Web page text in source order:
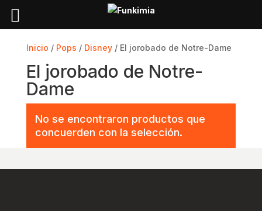
Inicio / Pops / Disney/ El jorobado de Notre-Dame
El jorobado de Notre-
Dame
No se encontraron productos que
concuerden con la selección.